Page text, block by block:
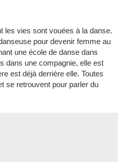
les vies sont vouées à la danse.
pour devenir femme au
une école de danse dans
dans une compagnie, elle est
est déjà derrière elle. Toutes
se retrouvent pour parler du